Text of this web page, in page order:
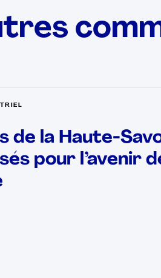
de la Haute-
pour l’avenir